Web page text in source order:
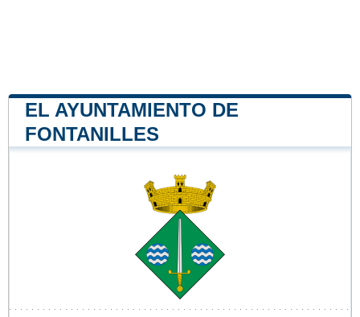
EL AYUNTAMIENTO DE
FONTANILLES